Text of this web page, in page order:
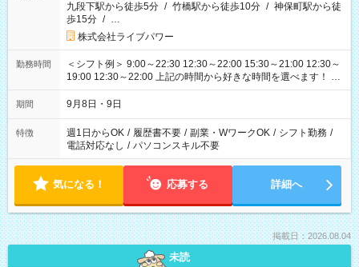
九段下駅から徒歩5分 / 竹橋駅から徒歩10分 / 神保町駅から徒
歩15分 / …
株式会社ライブパワー
勤務時間
＜シフト例＞ 9:00～22:30 12:30～22:00 15:30～21:00 12:30～
19:00 12:30～22:00 上記の時間から好きな時間を選べます！ ※
時間は変更となる可能性があります
期間 9月8日・9日
特徴 週1日からOK / 履歴書不要 / 副業・WワークOK / シフト勤務 /
電話対応なし / パソコンスキル不要
気になる！ 応募する 詳細へ
掲載日：2026.08.04
未読